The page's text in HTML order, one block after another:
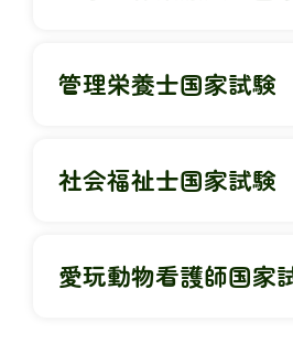
管理栄養士国家試験
社会福祉士国家試験
愛玩動物看護師国家